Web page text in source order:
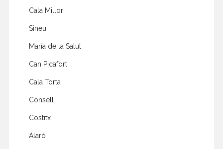
Cala Millor
Sineu
María de la Salut
Can Picafort
Cala Torta
Consell
Costitx
Alaró